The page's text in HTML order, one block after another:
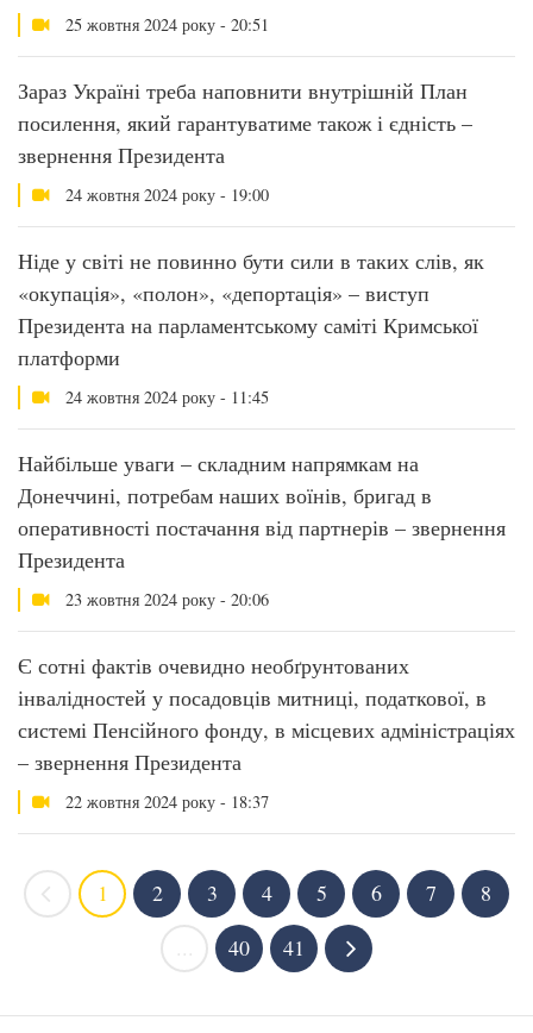
25 жовтня 2024 року - 20:51
Зараз Україні треба наповнити внутрішній План
посилення, який гарантуватиме також і єдність –
звернення Президента
24 жовтня 2024 року - 19:00
Ніде у світі не повинно бути сили в таких слів, як
«окупація», «полон», «депортація» – виступ
Президента на парламентському саміті Кримської
платформи
24 жовтня 2024 року - 11:45
Найбільше уваги – складним напрямкам на
Донеччині, потребам наших воїнів, бригад в
оперативності постачання від партнерів – звернення
Президента
23 жовтня 2024 року - 20:06
Є сотні фактів очевидно необґрунтованих
інвалідностей у посадовців митниці, податкової, в
системі Пенсійного фонду, в місцевих адміністраціях
– звернення Президента
22 жовтня 2024 року - 18:37
1 2 3 4 5 6 7
8
40 41